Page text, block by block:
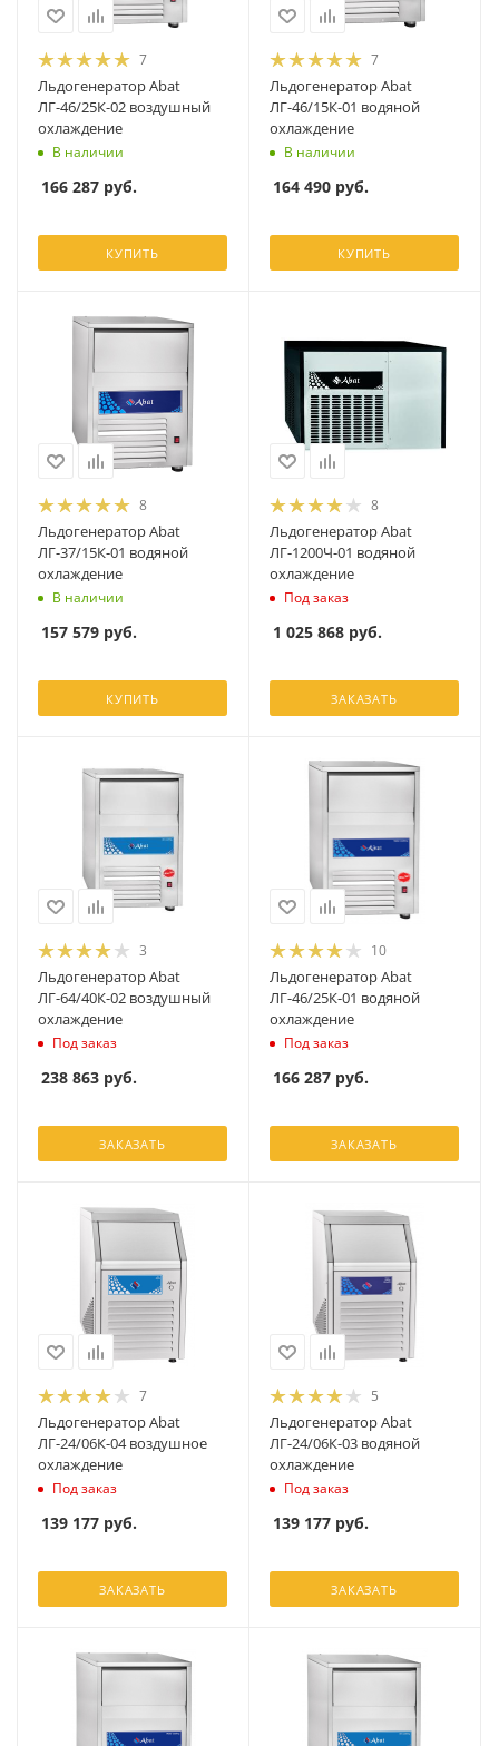
7
Льдогенератор Abat
ЛГ-46/25К-02 воздушный
охлаждение
В наличии
166 287 руб.
КУПИТЬ
7
Льдогенератор Abat
ЛГ-46/15К-01 водяной
охлаждение
В наличии
164 490 руб.
КУПИТЬ
8
Льдогенератор Abat
ЛГ-37/15К-01 водяной
охлаждение
В наличии
157 579 руб.
КУПИТЬ
8
Льдогенератор Abat
ЛГ-1200Ч-01 водяной
охлаждение
Под заказ
1 025 868 руб.
ЗАКАЗАТЬ
3
Льдогенератор Abat
ЛГ-64/40К-02 воздушный
охлаждение
Под заказ
238 863 руб.
ЗАКАЗАТЬ
10
Льдогенератор Abat
ЛГ-46/25К-01 водяной
охлаждение
Под заказ
166 287 руб.
ЗАКАЗАТЬ
7
Льдогенератор Abat
ЛГ-24/06К-04 воздушное
охлаждение
Под заказ
139 177 руб.
ЗАКАЗАТЬ
5
Льдогенератор Abat
ЛГ-24/06К-03 водяной
охлаждение
Под заказ
139 177 руб.
ЗАКАЗАТЬ